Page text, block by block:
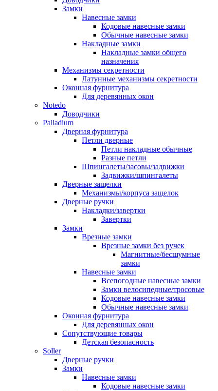
Замки
Навесные замки
Кодовые навесные замки
Обычные навесные замки
Накладные замки
Накладные замки общего
назначения
Механизмы секретности
Латунные механизмы секретности
Оконная фурнитура
Для деревянных окон
Notedo
Доводчики
Palladium
Дверная фурнитура
Петли дверные
Петли накладные обычные
Разные петли
Шпингалеты/засовы/задвижки
Задвижки/шпингалеты
Дверные защелки
Механизмы/корпуса защелок
Дверные ручки
Накладки/завертки
Завертки
Замки
Врезные замки
Врезные замки без ручек
Магнитные/бесшумные
замки
Навесные замки
Всепогодные навесные замки
Замки велосипедные/тросовые
Кодовые навесные замки
Обычные навесные замки
Оконная фурнитура
Для деревянных окон
Сопутствующие товары
Детская безопасность
Soller
Дверные ручки
Замки
Навесные замки
Кодовые навесные замки